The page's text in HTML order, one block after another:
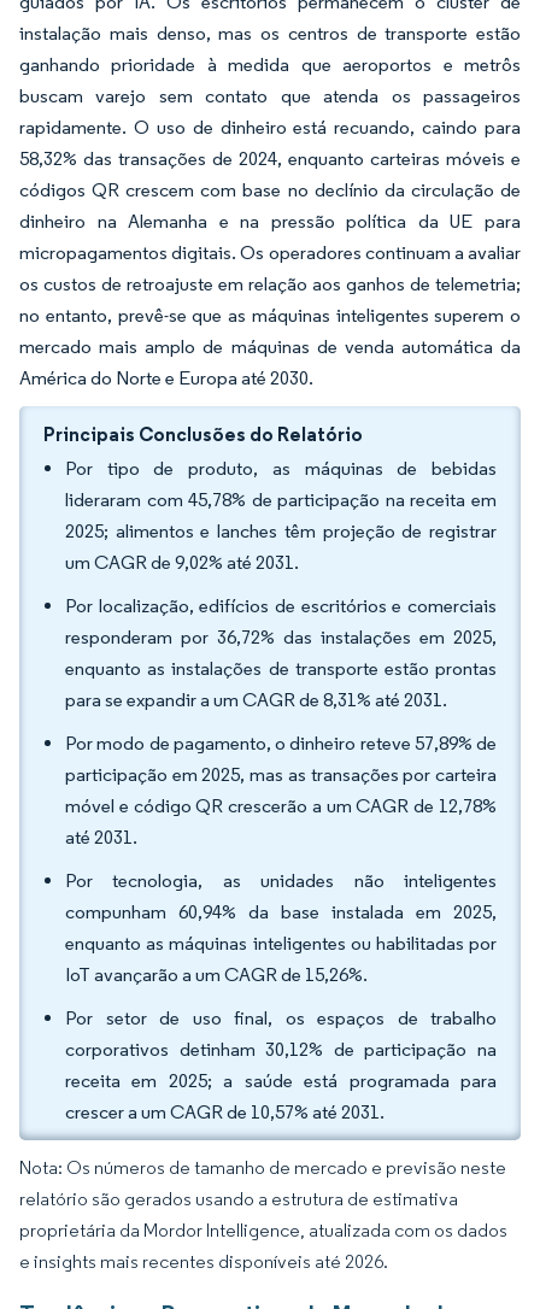
instalação mais denso, mas os centros de transporte estão
ganhando prioridade à medida que aeroportos e metrôs
buscam varejo sem contato que atenda os passageiros
rapidamente. O uso de dinheiro está recuando, caindo para
58,32% das transações de 2024, enquanto carteiras móveis e
códigos QR crescem com base no declínio da circulação de
dinheiro na Alemanha e na pressão política da UE para
micropagamentos digitais. Os operadores continuam a avaliar
os custos de retroajuste em relação aos ganhos de telemetria;
no entanto, prevê-se que as máquinas inteligentes superem o
mercado mais amplo de máquinas de venda automática da
América do Norte e Europa até 2030.
Principais Conclusões do Relatório
Por tipo de produto, as máquinas de bebidas
lideraram com 45,78% de participação na receita em
2025; alimentos e lanches têm projeção de registrar
um CAGR de 9,02% até 2031.
Por localização, edifícios de escritórios e comerciais
responderam por 36,72% das instalações em 2025,
enquanto as instalações de transporte estão prontas
para se expandir a um CAGR de 8,31% até 2031.
Por modo de pagamento, o dinheiro reteve 57,89% de
participação em 2025, mas as transações por carteira
móvel e código QR crescerão a um CAGR de 12,78%
até 2031.
Por tecnologia, as unidades não inteligentes
compunham 60,94% da base instalada em 2025,
enquanto as máquinas inteligentes ou habilitadas por
IoT avançarão a um CAGR de 15,26%.
Por setor de uso final, os espaços de trabalho
corporativos detinham 30,12% de participação na
receita em 2025; a saúde está programada para
crescer a um CAGR de 10,57% até 2031.
Nota: Os números de tamanho de mercado e previsão neste
relatório são gerados usando a estrutura de estimativa
proprietária da Mordor Intelligence, atualizada com os dados
e insights mais recentes disponíveis até 2026.